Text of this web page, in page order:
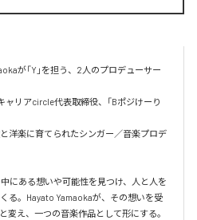
が「Y」を担う、2人のプロデューサー
リアcircle代表取締役、「Bポジけーり
洋楽に育てられたシンガー／音楽プロデ
にある想いや可能性を見つけ、人と人を
る。Hayato Yamaokaが、その想いを受
変え、一つの音楽作品として形にする。